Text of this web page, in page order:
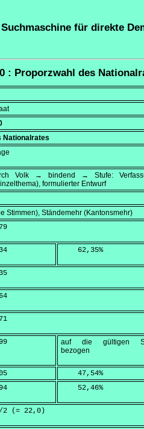
für direkte
: Proporzwahl des
Nationalrates
Volk → bindend → Stufe:
formulierter Entwurf
Stimmen), Ständemehr (Kantonsmehr)
    62,35
%
auf die gültigen
bezogen
    47,54
%
    52,46
%
2 (=
22,0 )